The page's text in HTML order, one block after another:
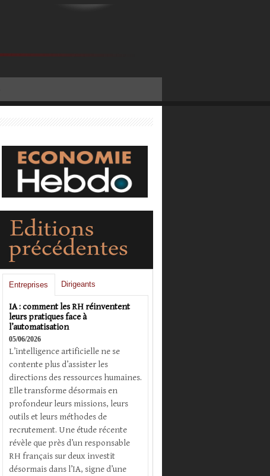
Entreprises Dirigeants
IA : comment les RH réinventent
leurs pratiques face à
l’automatisation
05/06/2026
L’intelligence artificielle ne se
contente plus d’assister les
directions des ressources humaines.
Elle transforme désormais en
profondeur leurs missions, leurs
outils et leurs méthodes de
recrutement. Une étude récente
révèle que près d’un responsable
RH français sur deux investit
désormais dans l’IA, signe d’une